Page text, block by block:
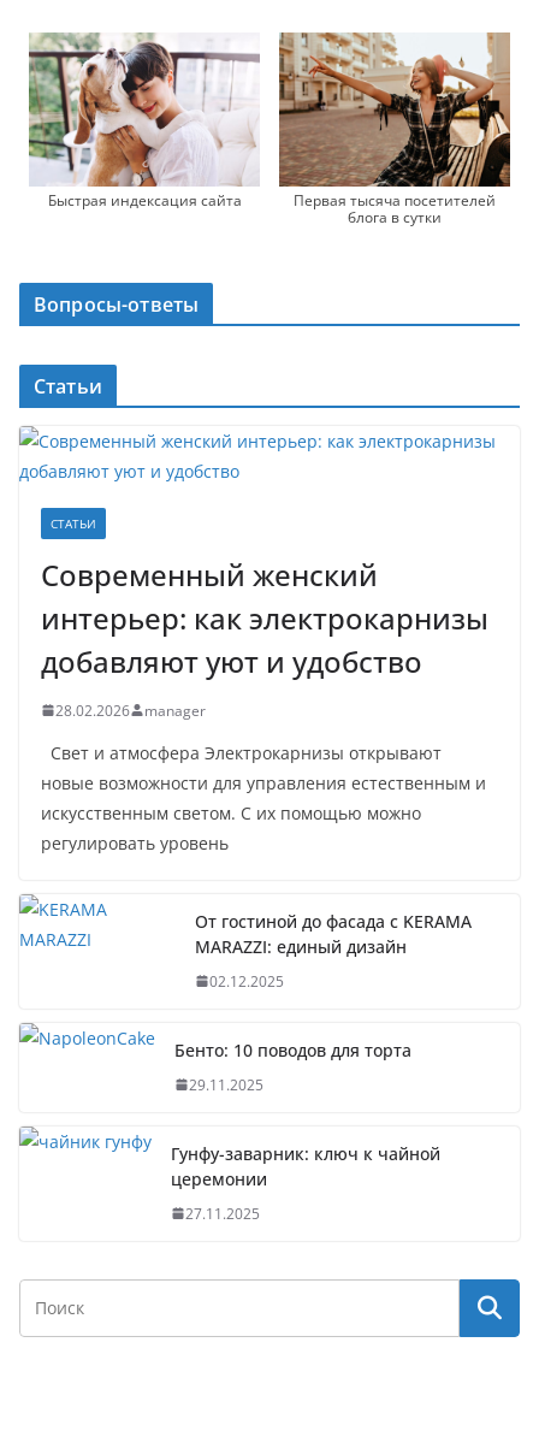
Быстрая индексация сайта
Первая тысяча посетителей
блога в сутки
Вопросы-ответы
Статьи
СТАТЬИ
Современный женский
интерьер: как электрокарнизы
добавляют уют и удобство
28.02.2026 manager
Свет и атмосфера Электрокарнизы открывают
новые возможности для управления естественным и
искусственным светом. С их помощью можно
регулировать уровень
От гостиной до фасада с KERAMA
MARAZZI: единый дизайн
02.12.2025
Бенто: 10 поводов для торта
29.11.2025
Гунфу-заварник: ключ к чайной
церемонии
27.11.2025